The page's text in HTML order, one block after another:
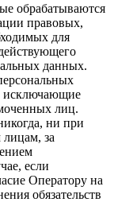
обрабатываются
правовых,
для
данных.
исключающие
лиц.
ни при
лицам, за
если
Оператору на
обязательств